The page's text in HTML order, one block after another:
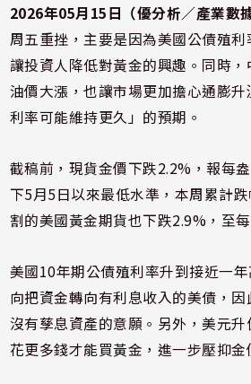
2026年05月15日（優分析／產業數
周五重挫，主要是因為美國公債殖利
讓投資人降低對黃金的興趣。同時，
油價大漲，也讓市場更加擔心通膨
利率可能維持更久」的預期。
截稿前，現貨金價下跌2.2%，報每
下5月5日以來最低水準，本周累計
割的美國黃金期貨也下跌2.9%，至
美國10年期公債殖利率升到接近一
向把資金轉向有利息收入的美債，
沒有孳息資產的意願。另外，美元
花更多錢才能買黃金，進一步壓抑金